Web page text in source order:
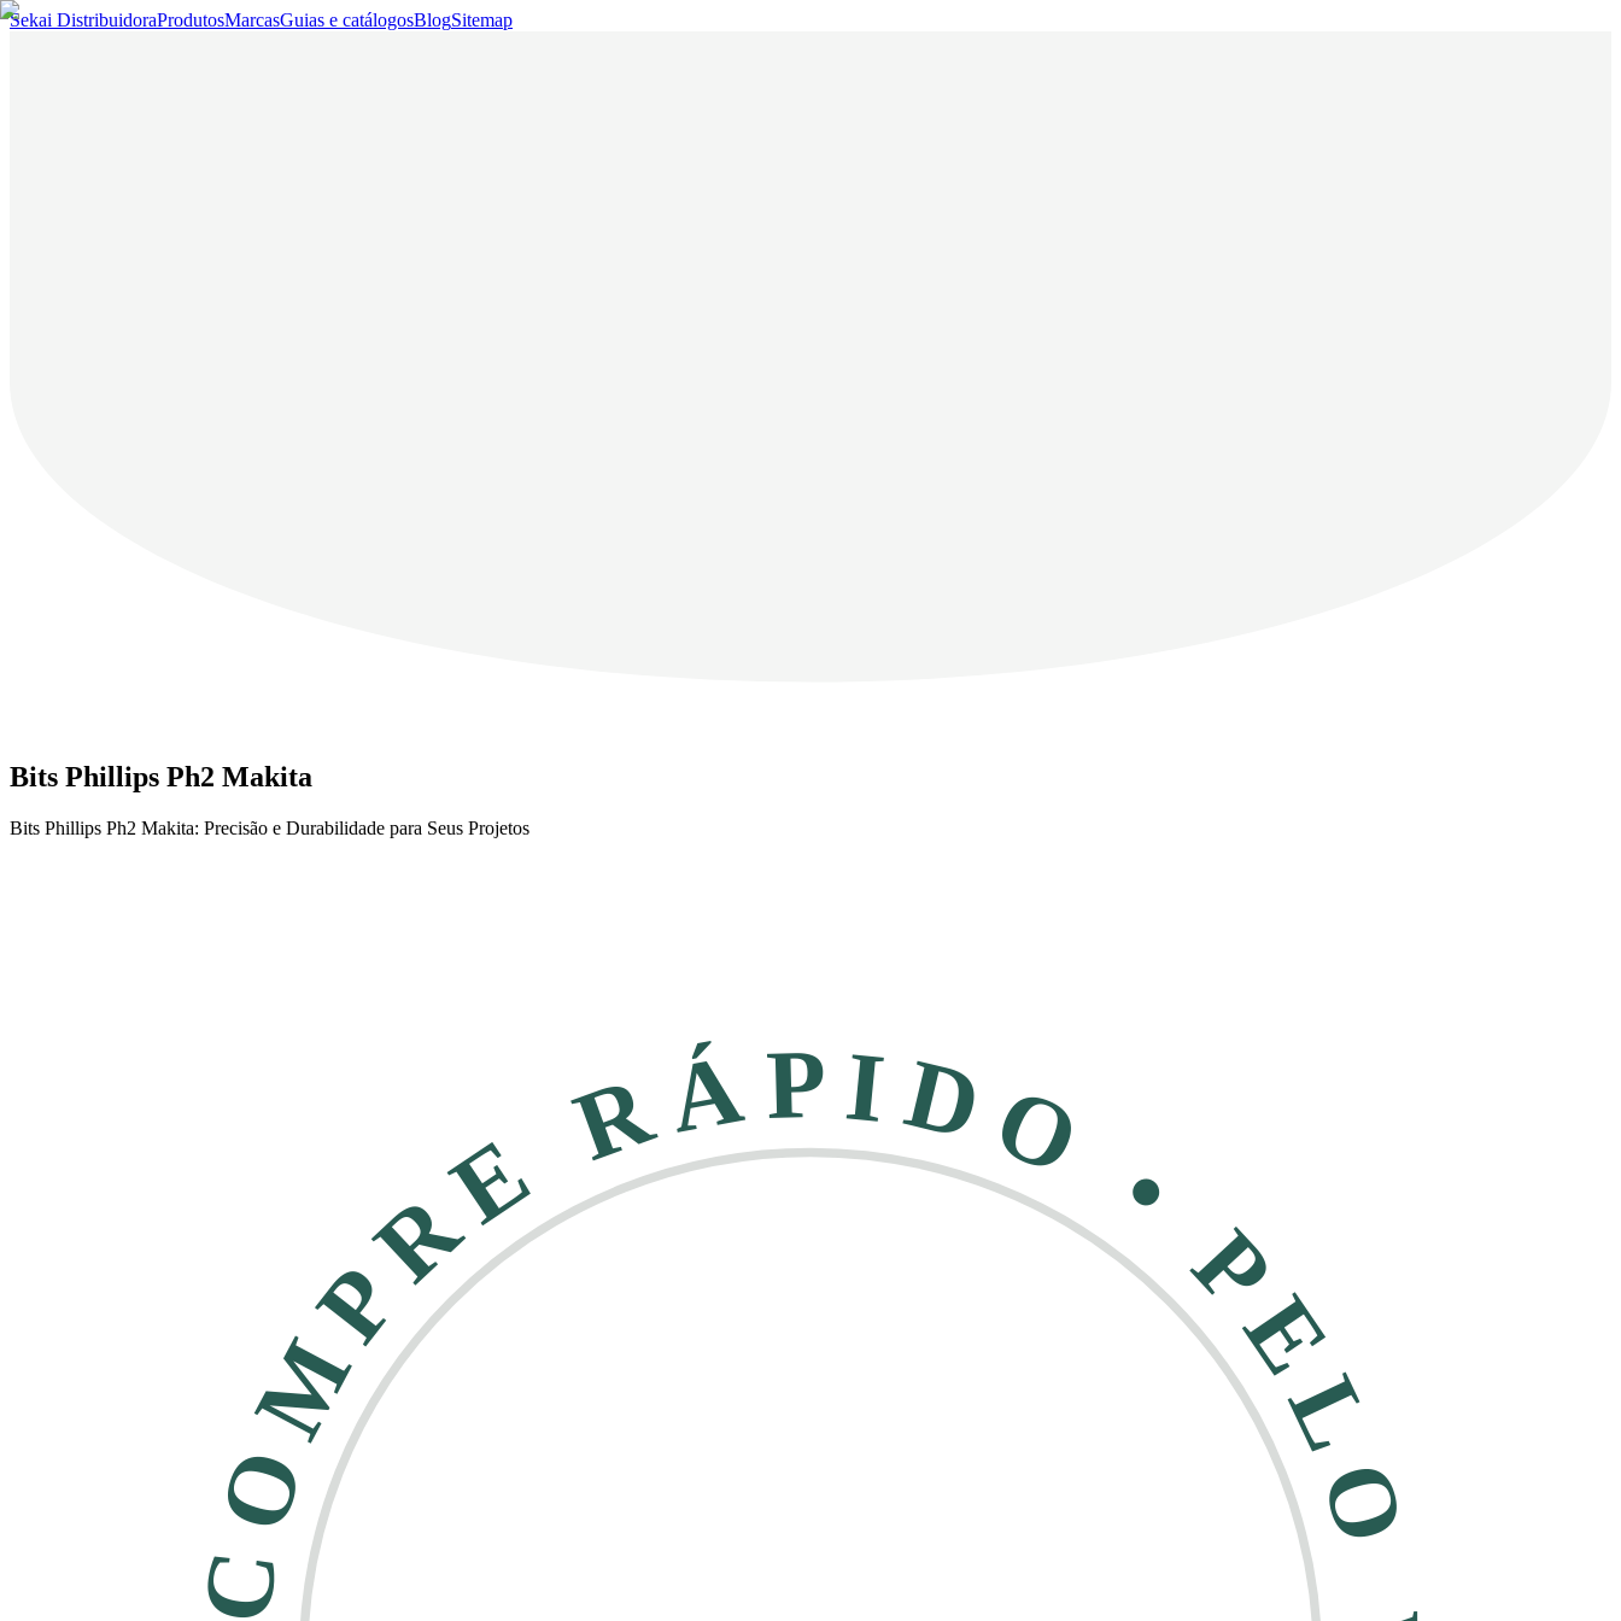
Sekai DistribuidoraProdutosMarcasGuias e catálogosBlogSitemap
Bits Phillips Ph2 Makita
Bits Phillips Ph2 Makita: Precisão e Durabilidade para Seus Projetos